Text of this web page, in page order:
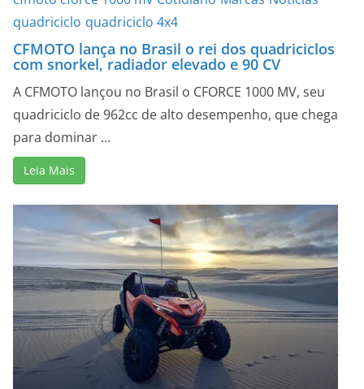
quadriciclo quadriciclo 4x4
CFMOTO lança no Brasil o rei dos quadriciclos
com snorkel, radiador elevado e 90 CV
A CFMOTO lançou no Brasil o CFORCE 1000 MV, seu
quadriciclo de 962cc de alto desempenho, que chega
para dominar ...
Leia Mais